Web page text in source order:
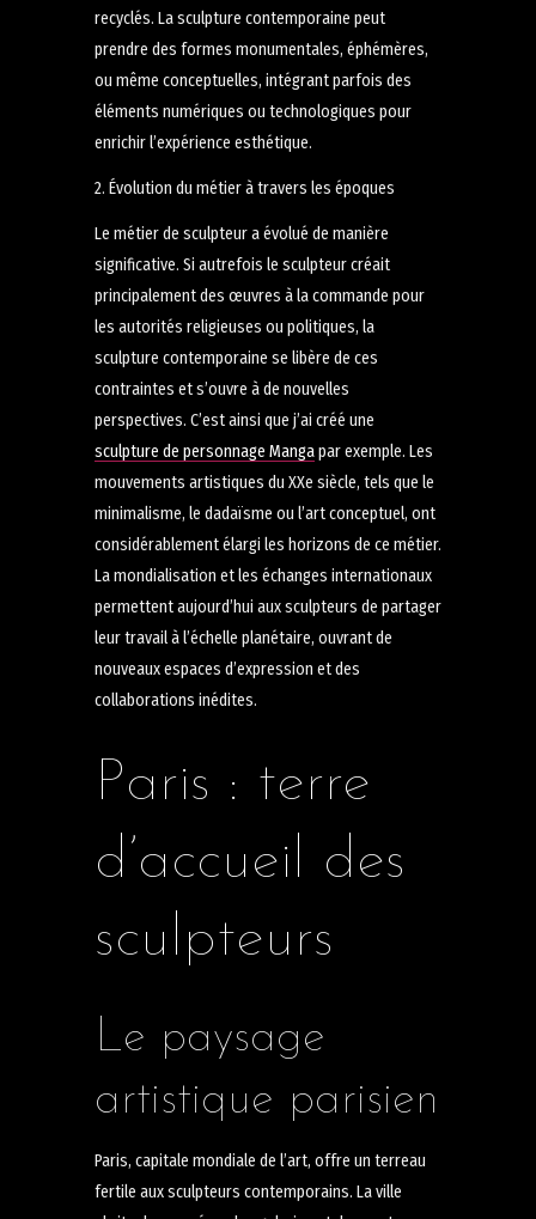
recyclés. La sculpture contemporaine peut
prendre des formes monumentales, éphémères,
ou même conceptuelles, intégrant parfois des
éléments numériques ou technologiques pour
enrichir l’expérience esthétique.
2. Évolution du métier à travers les époques
Le métier de sculpteur a évolué de manière
significative. Si autrefois le sculpteur créait
principalement des œuvres à la commande pour
les autorités religieuses ou politiques, la
sculpture contemporaine se libère de ces
contraintes et s’ouvre à de nouvelles
perspectives. C’est ainsi que j’ai créé une
sculpture de personnage Mangapar exemple. Les
mouvements artistiques du XXe siècle, tels que le
minimalisme, le dadaïsme ou l’art conceptuel, ont
considérablement élargi les horizons de ce métier.
La mondialisation et les échanges internationaux
permettent aujourd’hui aux sculpteurs de partager
leur travail à l’échelle planétaire, ouvrant de
nouveaux espaces d’expression et des
collaborations inédites.
Paris : terre
d’accueil des
sculpteurs
Le paysage
artistique parisien
Paris, capitale mondiale de l’art, offre un terreau
fertile aux sculpteurs contemporains. La ville